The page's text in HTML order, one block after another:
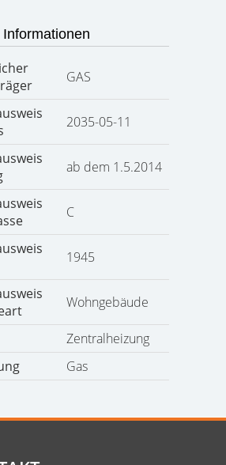
GAS
2035-05-11
ab dem 1.5.2014
C
1945
Wohngebäude
Zentralheizung
Gas